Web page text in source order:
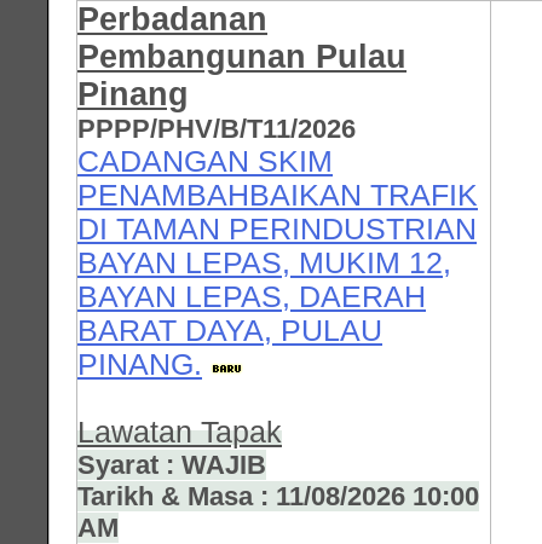
Perbadanan
Pembangunan Pulau
Pinang
PPPP/PHV/B/T11/2026
CADANGAN SKIM
PENAMBAHBAIKAN TRAFIK
DI TAMAN PERINDUSTRIAN
BAYAN LEPAS, MUKIM 12,
BAYAN LEPAS, DAERAH
BARAT DAYA, PULAU
PINANG.
Lawatan Tapak
Syarat : WAJIB
Tarikh & Masa : 11/08/2026 10:00
AM